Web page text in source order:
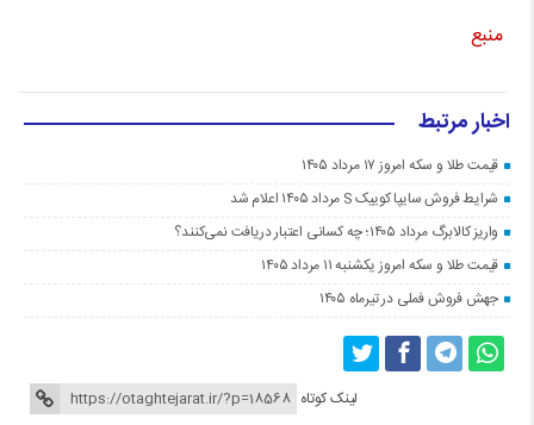
منبع
اخبار مرتبط
قیمت طلا و سکه امروز ۱۷ مرداد ۱۴۰۵
شرایط فروش سایپا کوییک S مرداد ۱۴۰۵ اعلام شد
واریز کالابرگ مرداد ۱۴۰۵؛ چه کسانی اعتبار دریافت نمی‌کنند؟
قیمت طلا و سکه امروز یکشنبه ۱۱ مرداد ۱۴۰۵
جهش فروش فملی در تیرماه ۱۴۰۵
لینک کوتاه